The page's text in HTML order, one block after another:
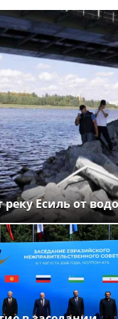
Есиль от